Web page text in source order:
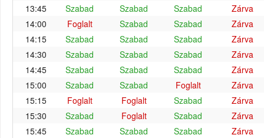
13:45
Szabad Szabad Szabad
Zárva
14:00
Foglalt Szabad Szabad
Zárva
14:15
Szabad Szabad Szabad
Zárva
14:30
Szabad Szabad Szabad
Zárva
14:45
Szabad Szabad Szabad
Zárva
15:00
Szabad Szabad Foglalt
Zárva
15:15
Foglalt Foglalt Szabad
Zárva
15:30
Szabad Foglalt Szabad
Zárva
15:45
Szabad Szabad Szabad
Zárva